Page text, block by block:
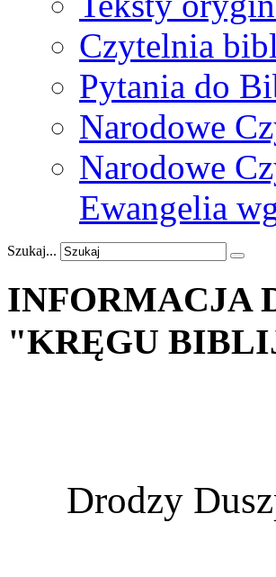
Czytelnia
Pytania do
Narodowe
Narodowe
Ewangelia
Szukaj...
INFORMACJA
"KRĘGU
Drodzy